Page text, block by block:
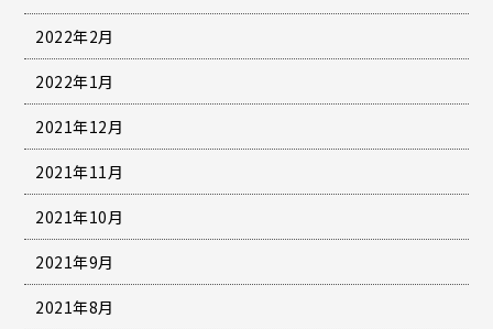
2022年2月
2022年1月
2021年12月
2021年11月
2021年10月
2021年9月
2021年8月